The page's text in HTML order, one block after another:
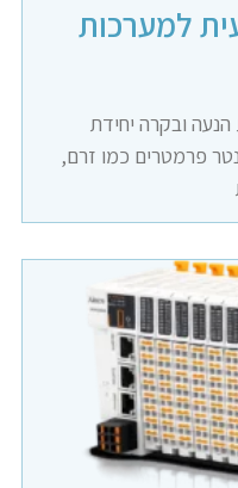
למערכות
ובקרה יחידת
פרמטרים כמו זרם,